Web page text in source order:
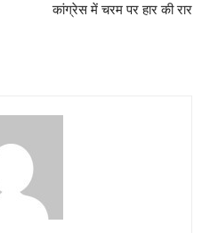
कांग्रेस में चरम पर हार की रार